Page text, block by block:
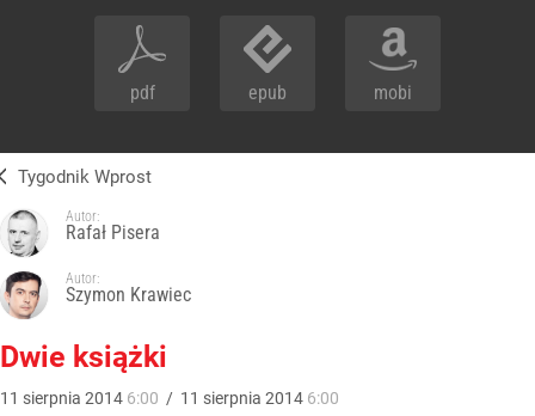
pdf epub mobi
Tygodnik Wprost
Autor:
Rafał Pisera
Autor:
Szymon Krawiec
Dwie książki
11 sierpnia 2014 6:00 / 11 sierpnia 2014 6:00